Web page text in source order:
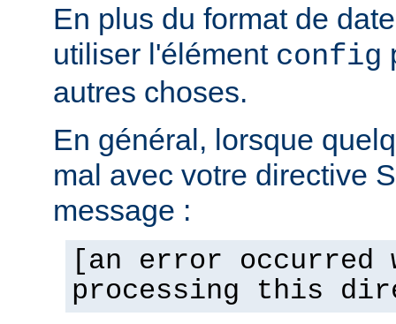
En plus du format de
utiliser l'élément config
autres choses.
En général, lorsque
mal avec votre directive
message :
[an error occurred
processing this